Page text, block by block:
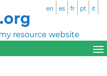
resource website
en es fr pt it